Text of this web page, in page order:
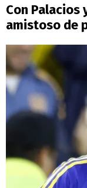
Con Palacios
amistoso de